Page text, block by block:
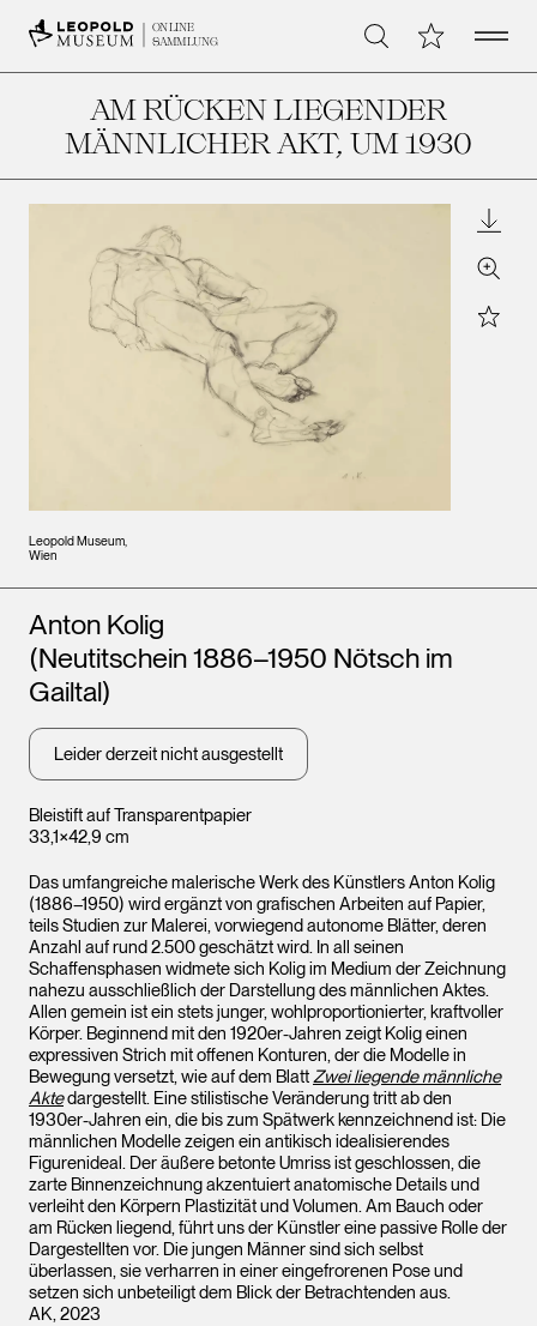
ONLINE
SAMMLUNG
Suche Meine Open
AM RÜCKEN LIEGENDER
MÄNNLICHER AKT, UM 1930
Leopold Museum,
Wien
Zoom
Star
Bleistift auf Transparentpapier
33,1×42,9 cm
Künstler*innen
Anton Kolig
(Neutitschein 1886–1950 Nötsch im
Gailtal)
Leider derzeit nicht ausgestellt
Das umfangreiche malerische Werk des Künstlers Anton Kolig
(1886–1950) wird ergänzt von grafischen Arbeiten auf Papier,
teils Studien zur Malerei, vorwiegend autonome Blätter, deren
Anzahl auf rund 2.500 geschätzt wird. In all seinen
Schaffensphasen widmete sich Kolig im Medium der Zeichnung
nahezu ausschließlich der Darstellung des männlichen Aktes.
Allen gemein ist ein stets junger, wohlproportionierter, kraftvoller
Körper. Beginnend mit den 1920er-Jahren zeigt Kolig einen
expressiven Strich mit offenen Konturen, der die Modelle in
Bewegung versetzt, wie auf dem BlattZwei liegende männliche
Aktedargestellt. Eine stilistische Veränderung tritt ab den
1930er-Jahren ein, die bis zum Spätwerk kennzeichnend ist: Die
männlichen Modelle zeigen ein antikisch idealisierendes
Figurenideal. Der äußere betonte Umriss ist geschlossen, die
zarte Binnenzeichnung akzentuiert anatomische Details und
verleiht den Körpern Plastizität und Volumen. Am Bauch oder
am Rücken liegend, führt uns der Künstler eine passive Rolle der
Dargestellten vor. Die jungen Männer sind sich selbst
überlassen, sie verharren in einer eingefrorenen Pose und
setzen sich unbeteiligt dem Blick der Betrachtenden aus.
AK, 2023